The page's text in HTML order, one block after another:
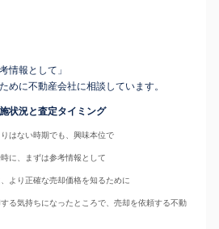
情報として」
めに不動産会社に相談しています。
状況と査定タイミング
はない時期でも、興味本位で
に、まずは参考情報として
より正確な売却価格を知るために
る気持ちになったところで、売却を依頼する不動